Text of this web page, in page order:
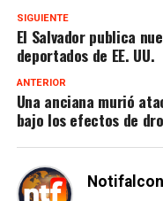
SIGUIENTE
El Salvador publica
deportados de EE. UU.
ANTERIOR
Una anciana murió
bajo los efectos de
Notifalcon